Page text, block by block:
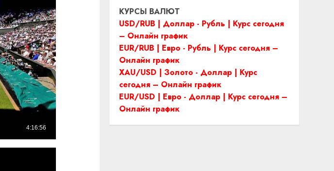
КУРСЫ ВАЛЮТ
USD/RUB | Доллар - Рубль | Курс сегодня
– Онлайн график
EUR/RUB | Евро - Рубль | Курс сегодня –
Онлайн график
XAU/USD | Золото - Доллар | Курс
сегодня – Онлайн график
EUR/USD | Евро - Доллар | Курс сегодня –
Онлайн график